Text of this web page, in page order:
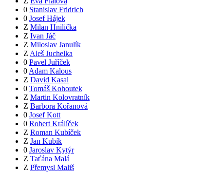
0 Stanislav Fridrich
0 Josef Hájek
Z Milan Hnilička
Z Ivan Jáč
Z Miloslav Janulík
Z Aleš Juchelka
0 Pavel Juříček
0 Adam Kalous
Z David Kasal
0 Tomáš Kohoutek
Z Martin Kolovratník
Z Barbora Kořanová
0 Josef Kott
0 Robert Králíček
Z Roman Kubíček
Z Jan Kubík
0 Jaroslav Kytýr
Z Taťána Malá
Z Přemysl Mališ